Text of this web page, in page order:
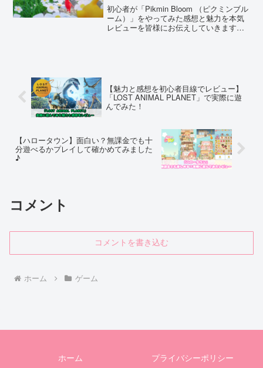
た！
初心者が「Pikmin Bloom （ピクミンブル
ーム）」をやってみた感想と魅力を本気
レビューを皆様にお伝えしていきます！
【魅力と感想を初心者目線でレビュー】
「LOST ANIMAL PLANET」で実際に遊
んでみた！
【ハロータウン】面白い？無課金でも十
分遊べるかプレイして確かめてみました
♪
コメント
コメントを書き込む
ホーム ゲーム
ホーム プライバシーポリシー